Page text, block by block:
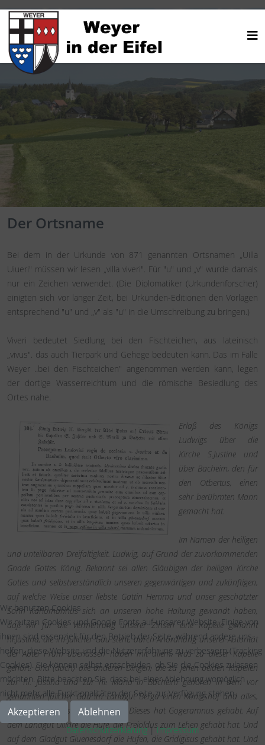
Der Ortsname
Bei dem in der Urkunde von 871 genannten Ortsnamen „Uilla
Uiueri" müssen wir lesen „villa viveri". Für "u" und „v" wurde damals
nur ein Zeichen verwendet. (Die Diplomatiker (Urkundenforscher)
einigten sich vor langer Zeit, bei Urkunden-Editionen den Vorlagen
entsprechend "u" und „v" als "u" in die Umschreibung zu bringen.)
Viveri bedeutet Siedlung bei den Fischteichen, aus lateinisch
„vivus". das auch Tierpark und Gehege bedeuten kann. Das im Falle
Weyer ..bei den Fischteichen" angenommen werden kann, legen
der dortige Wasserreichtum und die römische Besiedlung des
Ortes nahe.
Erlaß des Königs
Ludwigs über die
Kirche S.Justine und
über Bacheim, den für
den Otbertus, einen
sehr berühmten Mann
gemacht hat.
Im Namen der heiligen
und unteilbaren Dreifaltigkeit. Ludwig, auf Grund der zuvorkommenden
Gnade Gottes König. Bekannt sei allen Gläubigen der heiligen Kirche
Gottes und selbstverständlich unseren gegenwärtigen und zukünftigen,
auf welche Weise unser liebste Gattin Hemma und unser geschätzter
Sohn Karlomannus sich an unseren hohe Haltung gewandt haben,
daß wir für die Vermehrung unserer Zinsen eine Kapelle genannt
hl.Justina, die im Jülicher Gau steht, durch Anordnung unserer Autorität
der Abtei Prüm überlassen haben mit allem, was zu dieser Kapelle
gehört. Und (auch) alle anderen Dingen, die zu jenen beiden Kapellen
zur hl. Justina und zur hl. Maria in Bacheim gehören in dem vor
genannten Jülicher Gau im Landgut Berga einen Königshof und alles,
was sich auf diesem Hof bezieht. Dieses hat Gogeramnus gehabt. Auf
dem Landgut Uillare die Hufe, die Freioldus zum Lehen gehabt hat. Und
auf dem Gladgut Giuenesdorf die Hufen, die Gridigisus gehabt hat. Und
Wir benutzen Cookies
Wir nutzen Cookies und Google Fonts auf unserer Website. Einige von
ihnen sind essenziell für den Betrieb der Seite, während andere uns
helfen, diese Website und die Nutzererfahrung zu verbessern (Tracking
Cookies). Sie können selbst entscheiden, ob Sie die Cookies zulassen
möchten. Bitte beachten Sie, dass bei einer Ablehnung womöglich
nicht mehr alle Funktionalitäten der Seite zur Verfügung stehen.
Akzeptieren Ablehnen
Datenschutzerklärung|Impressum